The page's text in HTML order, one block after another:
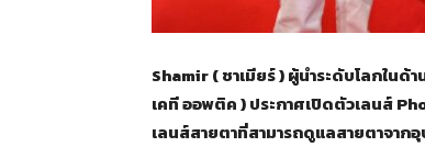
Shamir ( ชาเมียร์ ) ผู้นำระดับโลกใน
เคที ออพติค ) ประกาศเปิดตัวเลนส์
เลนส์สายตาที่สามารถดูแลสายตาจ